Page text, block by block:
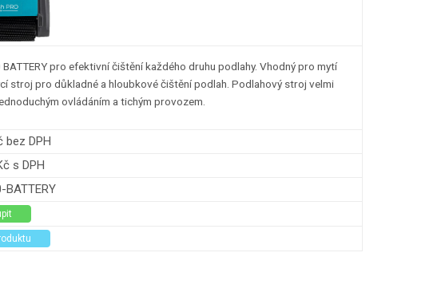
pro efektivní čištění každého druhu podlahy. Vhodný pro mytí
stroj pro důkladné a hloubkové čištění podlah. Podlahový stroj velmi
ovládáním a tichým provozem.
bez DPH
s DPH
BATTERY